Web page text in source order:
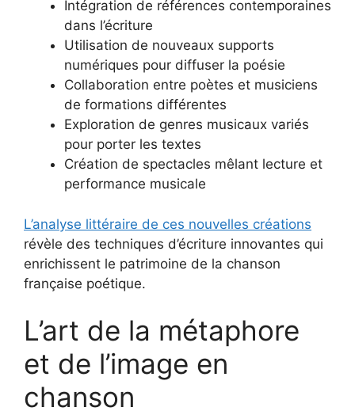
Intégration de références contemporaines
dans l’écriture
Utilisation de nouveaux supports
numériques pour diffuser la poésie
Collaboration entre poètes et musiciens
de formations différentes
Exploration de genres musicaux variés
pour porter les textes
Création de spectacles mêlant lecture et
performance musicale
L’analyse littéraire de ces nouvelles créations
révèle des techniques d’écriture innovantes qui
enrichissent le patrimoine de la chanson
française poétique.
L’art de la métaphore
et de l’image en
chanson